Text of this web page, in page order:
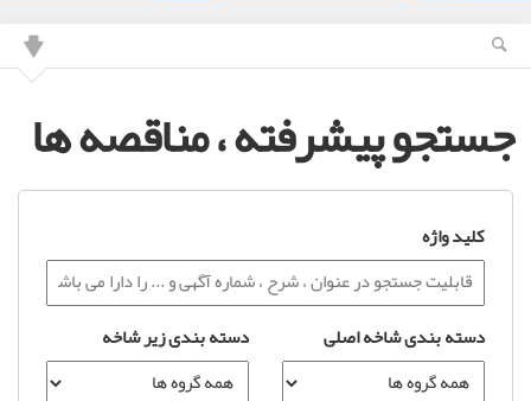
جستجو پیشرفته ، مناقصه ها
کلید واژه
دسته بندی شاخه اصلی دسته بندی زیر شاخه